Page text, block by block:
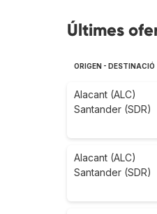
Últimes
ORIGEN - DESTINACIÓ
Alacant (ALC)
Santander (SDR)
Alacant (ALC)
Santander (SDR)